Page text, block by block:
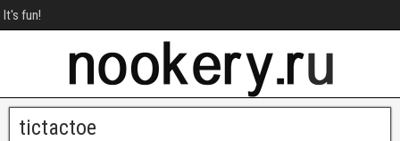
It's fun!
tictactoe